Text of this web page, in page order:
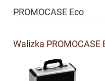
PROMOCASE Eco
Walizka PROMOCASE